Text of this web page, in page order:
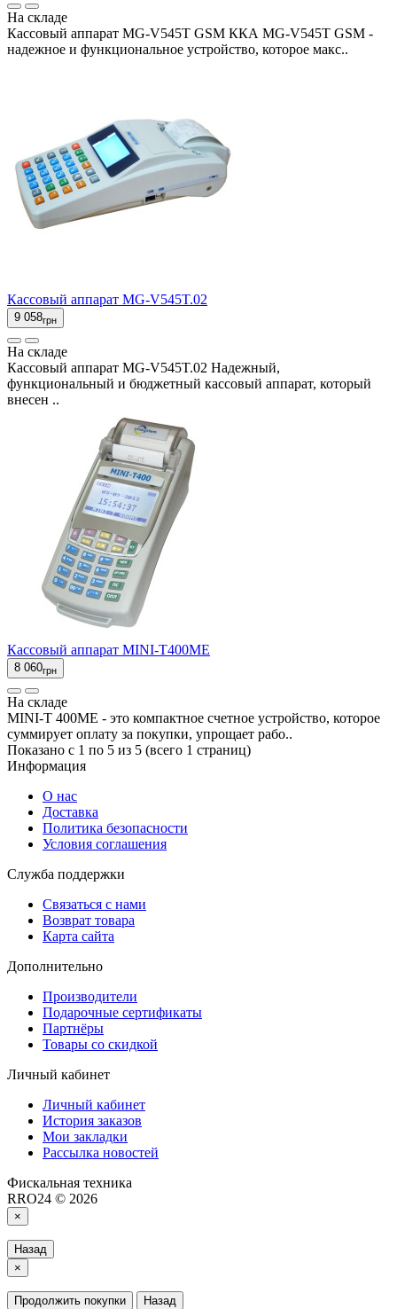
На складе
Кассовый аппарат MG-V545T GSM ККА MG-V545T GSM -
надежное и функциональное устройство, которое макс..
Кассовый аппарат MG-V545T.02
9 058грн
На складе
Кассовый аппарат MG-V545T.02 Надежный,
функциональный и бюджетный кассовый аппарат, который
внесен ..
Кассовый аппарат MINI-T400МЕ
8 060грн
На складе
MINI-T 400МЕ - это компактное счетное устройство, которое
суммирует оплату за покупки, упрощает рабо..
Показано с 1 по 5 из 5 (всего 1 страниц)
Информация
О нас
Доставка
Политика безопасности
Условия соглашения
Служба поддержки
Связаться с нами
Возврат товара
Карта сайта
Дополнительно
Производители
Подарочные сертификаты
Партнёры
Товары со скидкой
Личный кабинет
Личный кабинет
История заказов
Мои закладки
Рассылка новостей
Фискальная техника
RRO24 © 2026
×
Назад
×
Продолжить покупки
Назад